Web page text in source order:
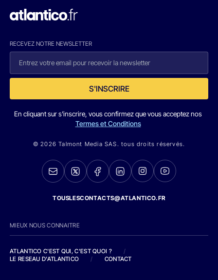
RECEVEZ NOTRE NEWSLETTER
S'INSCRIRE
En cliquant sur s'inscrire, vous confirmez que vous acceptez nos
Termes et Conditions
© 2026 Talmont Media SAS. tous droits réservés.
TOUSLESCONTACTS@ATLANTICO.FR
MIEUX NOUS CONNAITRE
ATLANTICO C'EST QUI, C'EST QUOI ?
/
LE RESEAU D'ATLANTICO
/ CONTACT